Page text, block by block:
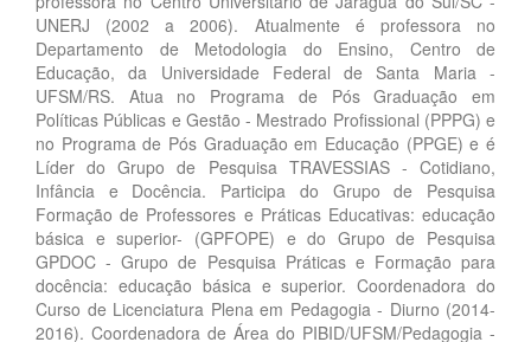
UNERJ (2002 a 2006). Atualmente é professora no
Departamento de Metodologia do Ensino, Centro de
Educação, da Universidade Federal de Santa Maria -
UFSM/RS. Atua no Programa de Pós Graduação em
Políticas Públicas e Gestão - Mestrado Profissional (PPPG) e
no Programa de Pós Graduação em Educação (PPGE) e é
Líder do Grupo de Pesquisa TRAVESSIAS - Cotidiano,
Infância e Docência. Participa do Grupo de Pesquisa
Formação de Professores e Práticas Educativas: educação
básica e superior- (GPFOPE) e do Grupo de Pesquisa
GPDOC - Grupo de Pesquisa Práticas e Formação para
docência: educação básica e superior. Coordenadora do
Curso de Licenciatura Plena em Pedagogia - Diurno (2014-
2016). Coordenadora de Área do PIBID/UFSM/Pedagogia -